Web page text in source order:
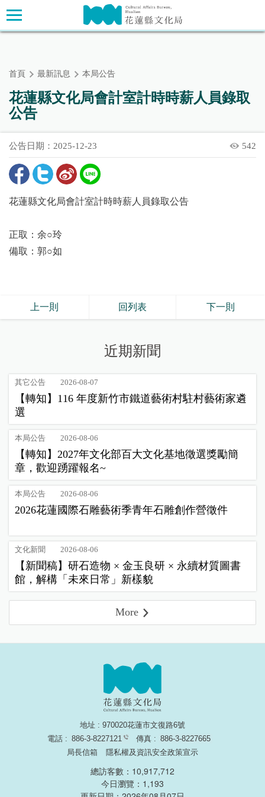
跳
到
主
主要內容區塊
首頁 最新訊息 本局公告
花蓮縣文化局會計室計時時薪人員錄取
公告
公告日期：2025-12-23 542
花蓮縣文化局會計室計時時薪人員錄取公告
正取：余○玲
備取：郭○如
上一則 回列表 下一則
近期新聞
其它公告 2026-08-07
【轉知】116 年度新竹市鐵道藝術村駐村藝術家遴
選
本局公告 2026-08-06
【轉知】2027年文化部百大文化基地徵選獎勵簡
章，歡迎踴躍報名~
本局公告 2026-08-06
2026花蓮國際石雕藝術季青年石雕創作營徵件
文化新聞 2026-08-06
【新聞稿】研石造物 × 金玉良研 × 永續材質圖書
館，解構「未來日常」新樣貌
More
地址 : 970020花蓮市文復路6號
電話 : 886-3-8227121 傳真 : 886-3-8227665
局長信箱
隱私權及資訊安全政策宣示
總訪客數：10,917,712
今日瀏覽：1,193